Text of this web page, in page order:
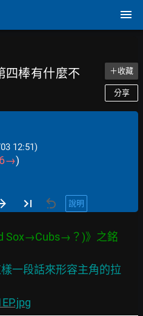
四棒有什麼不
＋收藏
分享
12:51)
→)
說明
Sox→Cubs→？)》之銘
一段話來形容主角的拉